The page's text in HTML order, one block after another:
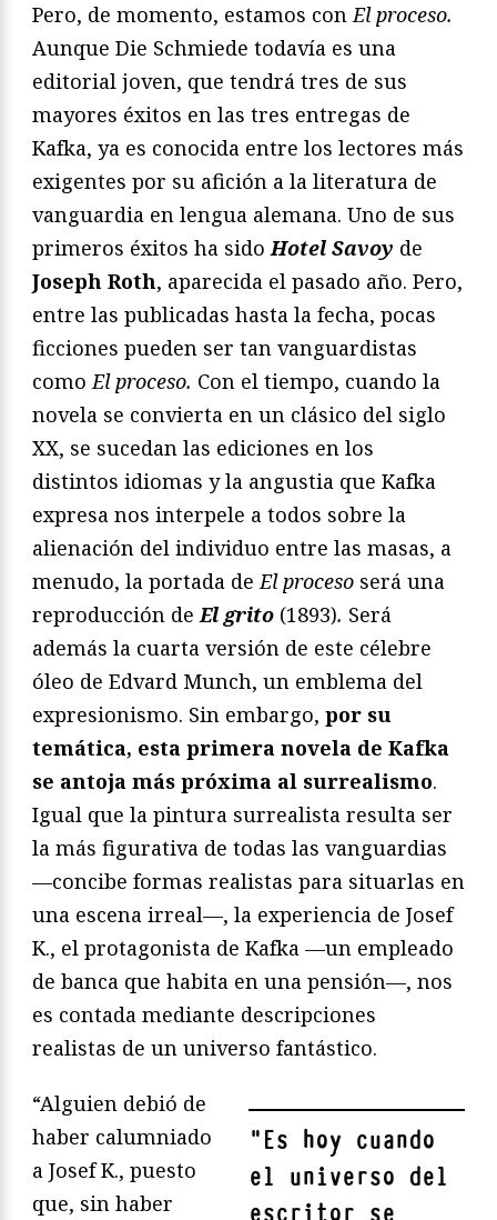
Pero, de momento, estamos conEl proceso.
Aunque Die Schmiede todavía es una
editorial joven, que tendrá tres de sus
mayores éxitos en las tres entregas de
Kafka, ya es conocida entre los lectores más
exigentes por su afición a la literatura de
vanguardia en lengua alemana. Uno de sus
primeros éxitos ha sidoHotel Savoy de
Joseph Roth, aparecida el pasado año. Pero,
entre las publicadas hasta la fecha, pocas
ficciones pueden ser tan vanguardistas
comoEl proceso. Con el tiempo, cuando la
novela se convierta en un clásico del siglo
XX, se sucedan las ediciones en los
distintos idiomas y la angustia que Kafka
expresa nos interpele a todos sobre la
alienación del individuo entre las masas, a
menudo, la portada deEl proceso será una
reproducción de El grito (1893). Será
además la cuarta versión de este célebre
óleo de Edvard Munch, un emblema del
expresionismo. Sin embargo, por su
temática, esta primera novela de Kafka
se antoja más próxima al surrealismo.
Igual que la pintura surrealista resulta ser
la más figurativa de todas las vanguardias
—concibe formas realistas para situarlas en
una escena irreal—, la experiencia de Josef
K., el protagonista de Kafka —un empleado
de banca que habita en una pensión—, nos
es contada mediante descripciones
realistas de un universo fantástico.
"Es hoy cuando
el universo del
“Alguien debió de
haber calumniado
a Josef K., puesto
que, sin haber